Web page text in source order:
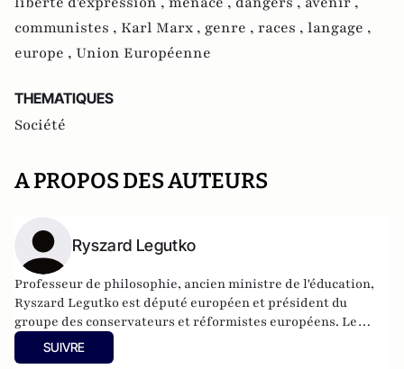
communistes , Karl Marx , genre , races , langage ,
europe , Union Européenne
THEMATIQUES
Société
A PROPOS DES AUTEURS
Ryszard Legutko
Professeur de philosophie, ancien ministre de l'éducation,
Ryszard Legutko est député européen et président du
groupe des conservateurs et réformistes européens. Le
Diable dans la démocratie a rencontré un grand succès et a
été traduit en plusieurs langues.
SUIVRE